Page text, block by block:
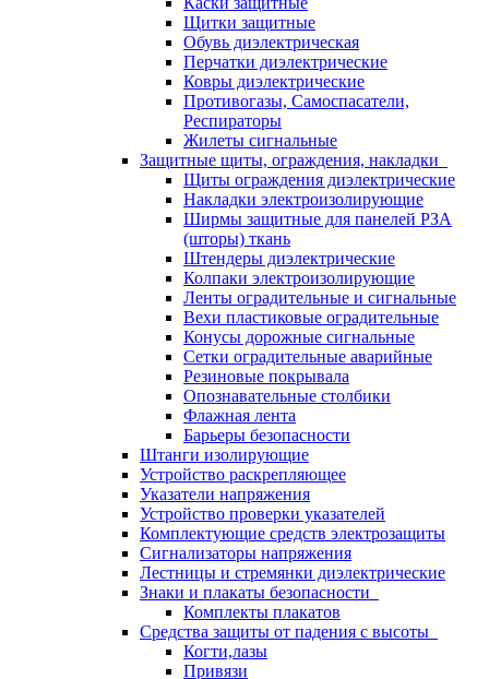
Щитки защитные
Обувь диэлектрическая
Перчатки диэлектрические
Ковры диэлектрические
Противогазы, Самоспасатели,
Респираторы
Жилеты сигнальные
Защитные щиты, ограждения, накладки
Щиты ограждения диэлектрические
Накладки электроизолирующие
Ширмы защитные для панелей РЗА
(шторы) ткань
Штендеры диэлектрические
Колпаки электроизолирующие
Ленты оградительные и сигнальные
Вехи пластиковые оградительные
Конусы дорожные сигнальные
Сетки оградительные аварийные
Резиновые покрывала
Опознавательные столбики
Флажная лента
Барьеры безопасности
Штанги изолирующие
Устройство раскрепляющее
Указатели напряжения
Устройство проверки указателей
Комплектующие средств электрозащиты
Сигнализаторы напряжения
Лестницы и стремянки диэлектрические
Знаки и плакаты безопасности
Комплекты плакатов
Средства защиты от падения с высоты
Когти,лазы
Привязи